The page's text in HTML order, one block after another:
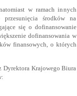
w ramach innych
środków na
się o dofinansowanie
dofinansowania w
finansowych, o których
Krajowego Biura